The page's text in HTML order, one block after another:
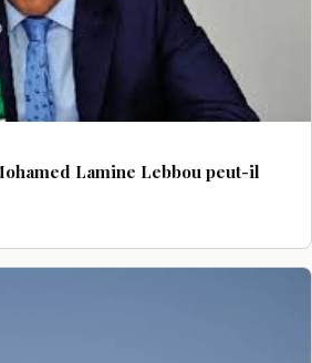
Lamine Lebbou peut-il